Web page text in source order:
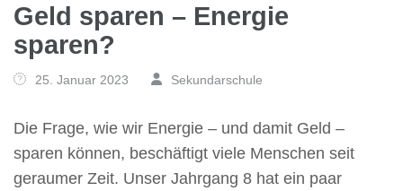
Geld sparen – Energie
sparen?
25. Januar 2023 Sekundarschule
Die Frage, wie wir Energie – und damit Geld –
sparen können, beschäftigt viele Menschen seit
geraumer Zeit. Unser Jahrgang 8 hat ein paar